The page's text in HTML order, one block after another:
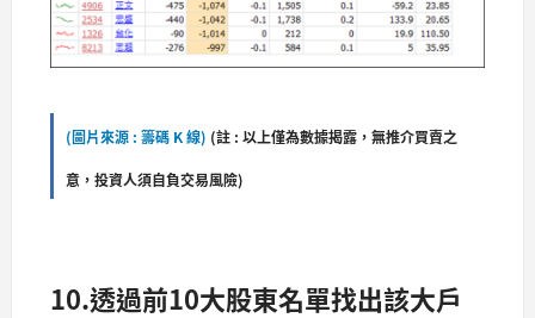
(圖片來源 : 籌碼 K 線) (註 : 以上僅為數據揭露，無推介買賣之
意，投資人須自負交易風險)
10.透過前10大股東名單找出該大戶